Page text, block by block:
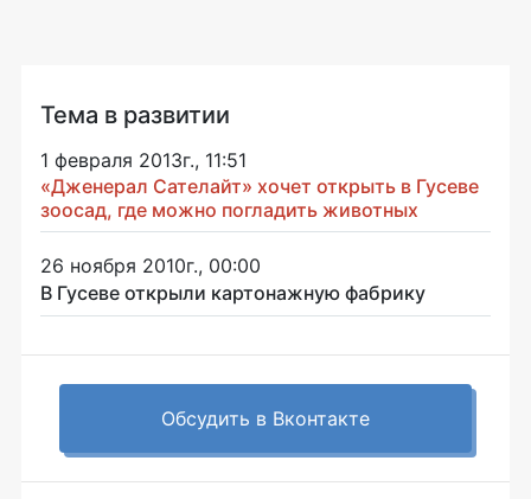
Тема в развитии
1 февраля 2013г., 11:51
«Дженерал Сателайт» хочет открыть в Гусеве
зоосад, где можно погладить животных
26 ноября 2010г., 00:00
В Гусеве открыли картонажную фабрику
Обсудить в Вконтакте